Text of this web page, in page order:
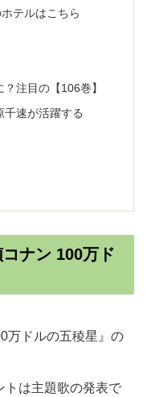
テルはこちら
注目の【106巻】
千速が活躍する
ナン 100万ド
万ドルの五稜星』の
トは主題歌の発表で